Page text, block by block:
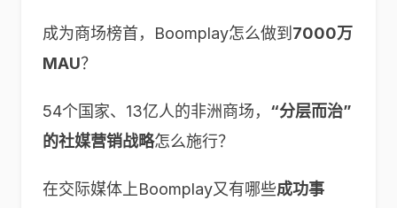
成为商场榜首，Boomplay怎么做到 7000万
MAU？
54个国家、13亿人的非洲商场， “分层而治”
的社媒营销战略怎么施行？
在交际媒体上Boomplay又有哪些成功事